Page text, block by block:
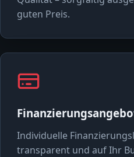
guten Preis.
Individuelle
transparent und auf Ihr